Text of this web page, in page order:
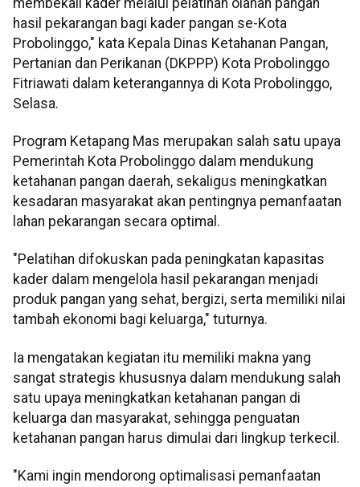
hasil pekarangan bagi kader pangan se-Kota
Probolinggo," kata Kepala Dinas Ketahanan Pangan,
Pertanian dan Perikanan (DKPPP) Kota Probolinggo
Fitriawati dalam keterangannya di Kota Probolinggo,
Selasa.
Program Ketapang Mas merupakan salah satu upaya
Pemerintah Kota Probolinggo dalam mendukung
ketahanan pangan daerah, sekaligus meningkatkan
kesadaran masyarakat akan pentingnya pemanfaatan
lahan pekarangan secara optimal.
"Pelatihan difokuskan pada peningkatan kapasitas
kader dalam mengelola hasil pekarangan menjadi
produk pangan yang sehat, bergizi, serta memiliki nilai
tambah ekonomi bagi keluarga," tuturnya.
Ia mengatakan kegiatan itu memiliki makna yang
sangat strategis khususnya dalam mendukung salah
satu upaya meningkatkan ketahanan pangan di
keluarga dan masyarakat, sehingga penguatan
ketahanan pangan harus dimulai dari lingkup terkecil.
"Kami ingin mendorong optimalisasi pemanfaatan